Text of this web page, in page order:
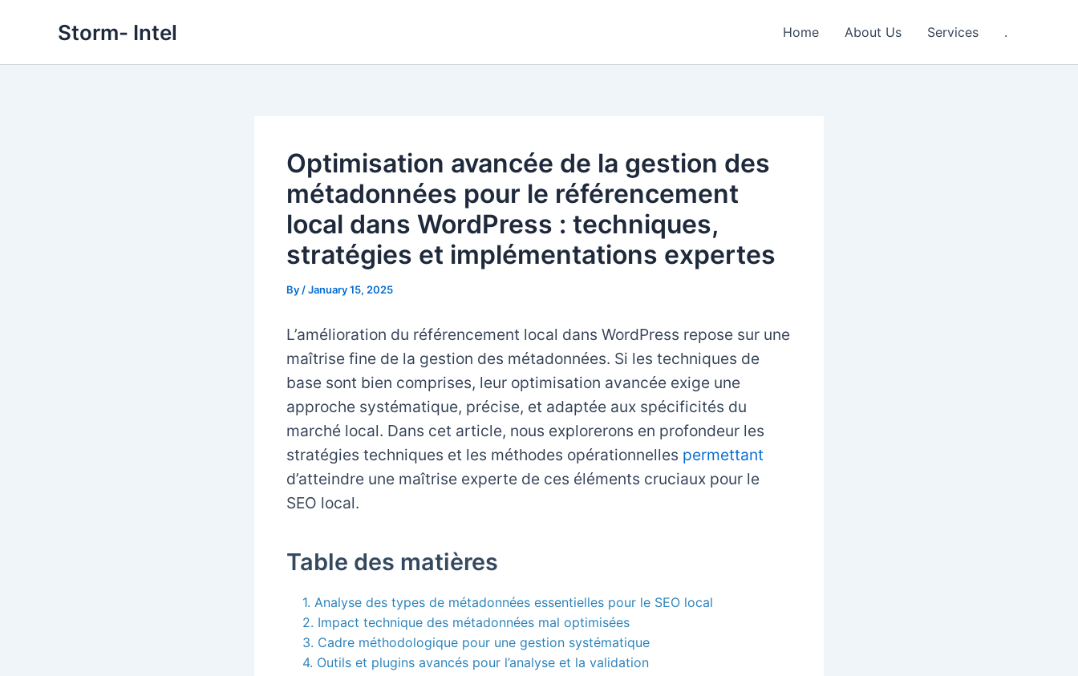
Storm- Intel Home About Us Services .
Optimisation avancée de la gestion des
métadonnées pour le référencement
local dans WordPress : techniques,
stratégies et implémentations expertes
By /January 15, 2025
L’amélioration du référencement local dans WordPress repose sur une
maîtrise fine de la gestion des métadonnées. Si les techniques de
base sont bien comprises, leur optimisation avancée exige une
approche systématique, précise, et adaptée aux spécificités du
marché local. Dans cet article, nous explorerons en profondeur les
stratégies techniques et les méthodes opérationnelles permettant
d’atteindre une maîtrise experte de ces éléments cruciaux pour le
SEO local.
Table des matières
1. Analyse des types de métadonnées essentielles pour le SEO local
2. Impact technique des métadonnées mal optimisées
3. Cadre méthodologique pour une gestion systématique
4. Outils et plugins avancés pour l’analyse et la validation